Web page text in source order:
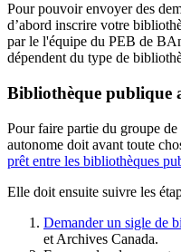
Pour pouvoir envoyer des
d’abord inscrire votre
par le l'équipe du PEB de
dépendent du type de
Bibliothèque publique
Pour faire partie du groupe
autonome doit avant toute
prêt entre les bibliothèques
Elle doit ensuite suivre les
Demander un sigle de
et Archives Canada.